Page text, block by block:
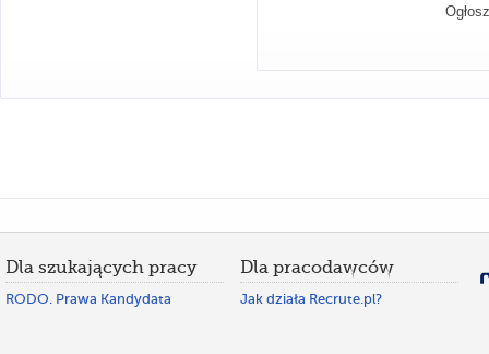
Dla szukających pracy
RODO. Prawa Kandydata
Dla pracodawców
Jak działa Recrute.pl?